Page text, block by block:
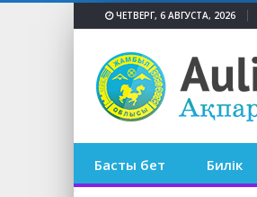
ЧЕТВЕРГ, 6 АВГУСТА, 2026
Басты бет Билік